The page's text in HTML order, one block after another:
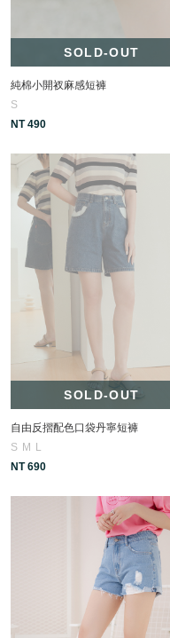
SOLD-OUT
純棉小開衩麻感短褲
S
NT 490
SOLD-OUT
自由反摺配色口袋丹寧短褲
S M
L
NT 690